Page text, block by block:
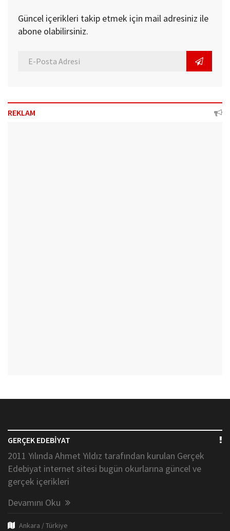
Güncel içerikleri takip etmek için mail adresiniz ile
abone olabilirsiniz.
REKLAM
GERÇEK EDEBİYAT
2011 Yılında Ahmet Yıldız tarafından kurulan Gerçek
Edebiyat internet sitesi bugün okurlarına güncel ve
gerçek içerikleri
Devamını Oku
Ankara / Türkiye